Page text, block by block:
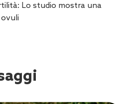
Lo studio mostra una